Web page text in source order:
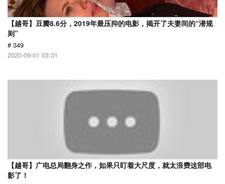
【越哥】豆瓣8.6分，2019年最压抑的电影，揭开了夫妻间的“潜规
则”
# 349
2020-09-01 03:31
【越哥】广电总局翻身之作，如果只盯着大尺度，就太浪费这部电
影了！